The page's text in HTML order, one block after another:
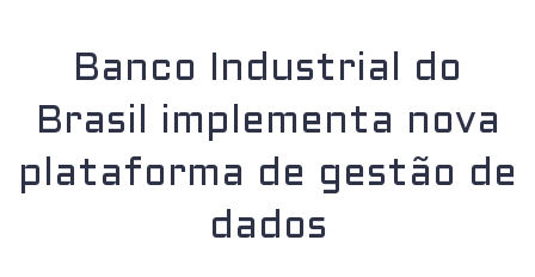
Banco Industrial do
Brasil implementa nova
plataforma de gestão de
dados